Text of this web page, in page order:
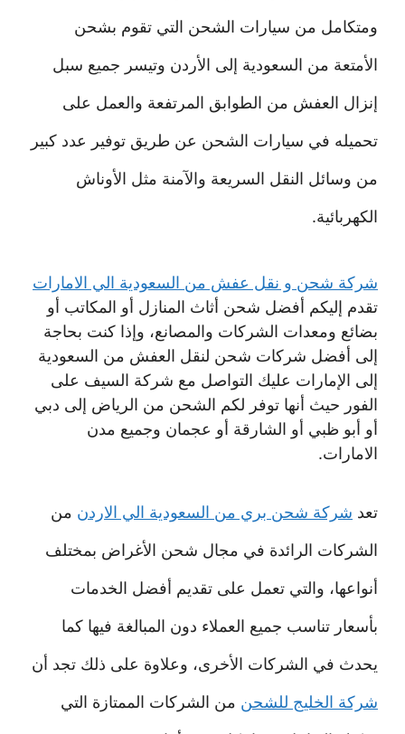
ومتكامل من سيارات الشحن التي تقوم بشحن
الأمتعة من السعودية إلى الأردن وتيسر جميع سبل
إنزال العفش من الطوابق المرتفعة والعمل على
تحميله في سيارات الشحن عن طريق توفير عدد كبير
من وسائل النقل السريعة والآمنة مثل الأوناش
الكهربائية.
شركة شحن و نقل عفش من السعودية الي الامارات
تقدم إليكم أفضل شحن أثاث المنازل أو المكاتب أو
بضائع ومعدات الشركات والمصانع، وإذا كنت بحاجة
إلى أفضل شركات شحن لنقل العفش من السعودية
إلى الإمارات عليك التواصل مع شركة السيف على
الفور حيث أنها توفر لكم الشحن من الرياض إلى دبي
أو أبو ظبي أو الشارقة أو عجمان وجميع مدن
الامارات.
تعد شركة شحن بري من السعودية الي الاردن من
الشركات الرائدة في مجال شحن الأغراض بمختلف
أنواعها، والتي تعمل على تقديم أفضل الخدمات
بأسعار تناسب جميع العملاء دون المبالغة فيها كما
يحدث في الشركات الأخرى، وعلاوة على ذلك تجد أن
شركة الخليج للشحن من الشركات الممتازة التي